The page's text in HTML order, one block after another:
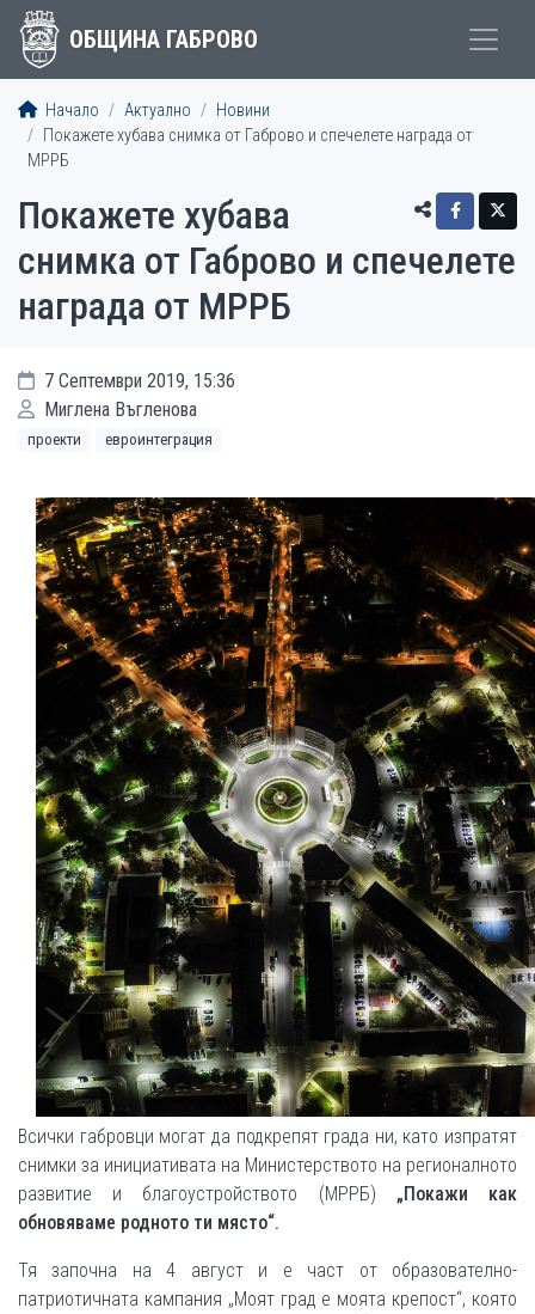
ОБЩИНА ГАБРОВО
Начало Актуално
Новини
Покажете хубава снимка от Габрово и спечелете награда от
МРРБ
Покажете хубава
снимка от Габрово и спечелете
награда от МРРБ
7 Септември 2019, 15:36
Миглена Въгленова
проекти евроинтеграция
Всички габровци могат да подкрепят града ни, като изпратят
снимки за инициативата на Министерството на регионалното
развитие и благоустройството (МРРБ) „Покажи как
обновяваме родното ти място“.
Тя започна на 4 август и е част от образователно-
патриотичната кампания „Моят град е моята крепост“, която